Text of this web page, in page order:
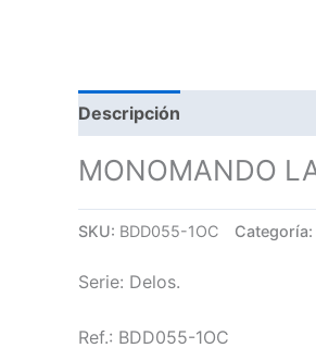
Descripción
MONOMANDO
SKU: BDD055-1OC Categoría:
Serie: Delos.
Ref.: BDD055-1OC